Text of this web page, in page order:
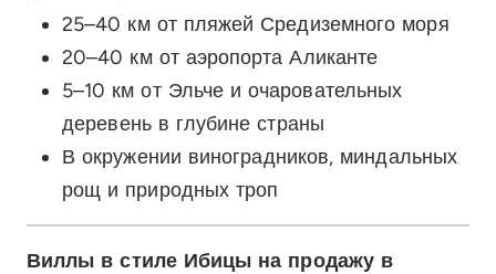
25–40 км от пляжей Средиземного моря
20–40 км от аэропорта Аликанте
5–10 км от Эльче и очаровательных
деревень в глубине страны
В окружении виноградников, миндальных
рощ и природных троп
Виллы в стиле Ибицы на продажу в